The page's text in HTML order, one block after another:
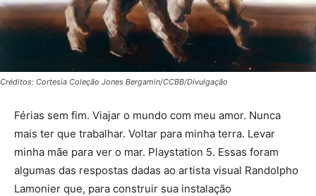
Créditos: Cortesia Coleção Jones Bergamin/CCBB/Divulgação
Férias sem fim. Viajar o mundo com meu amor. Nunca
mais ter que trabalhar. Voltar para minha terra. Levar
minha mãe para ver o mar. Playstation 5. Essas foram
algumas das respostas dadas ao artista visual Randolpho
Lamonier que, para construir sua instalação